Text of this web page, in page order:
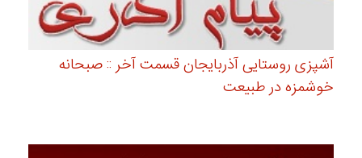
آشپزی روستایی آذربایجان قسمت آخر :: صبحانه
خوشمزه در طبیعت